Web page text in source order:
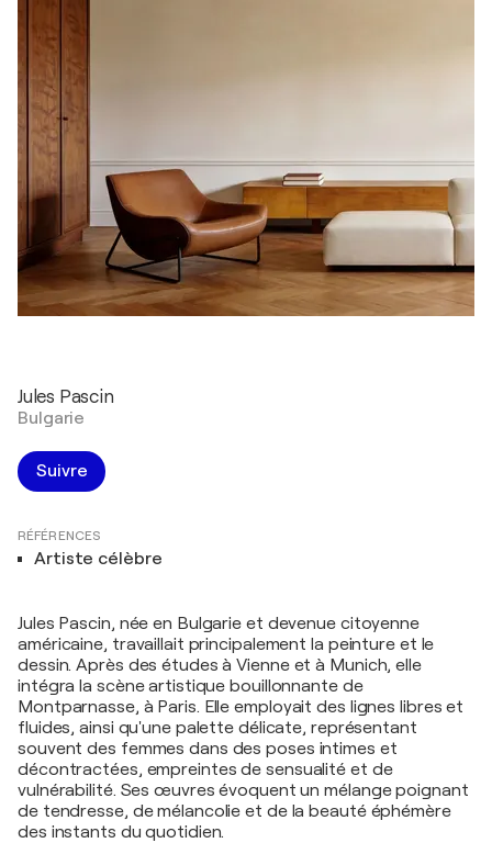
Jules Pascin
Bulgarie
Suivre
RÉFÉRENCES
Artiste célèbre
Jules Pascin, née en Bulgarie et devenue citoyenne
américaine, travaillait principalement la peinture et le
dessin. Après des études à Vienne et à Munich, elle
intégra la scène artistique bouillonnante de
Montparnasse, à Paris. Elle employait des lignes libres et
fluides, ainsi qu'une palette délicate, représentant
souvent des femmes dans des poses intimes et
décontractées, empreintes de sensualité et de
vulnérabilité. Ses œuvres évoquent un mélange poignant
de tendresse, de mélancolie et de la beauté éphémère
des instants du quotidien.